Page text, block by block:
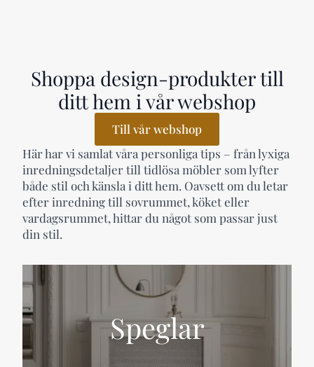
Speglar
Shoppa design-produkter till
ditt hem i vår webshop
Till vår webshop
Här har vi samlat våra personliga tips – från lyxiga
inredningsdetaljer till tidlösa möbler som lyfter
både stil och känsla i ditt hem. Oavsett om du letar
efter inredning till sovrummet, köket eller
vardagsrummet, hittar du något som passar just
din stil.